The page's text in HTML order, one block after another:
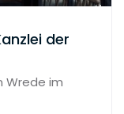
der
Wrede im